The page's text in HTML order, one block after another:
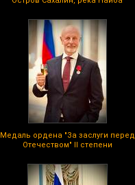
Медаль ордена "За заслуги перед
Отечеством" II степени